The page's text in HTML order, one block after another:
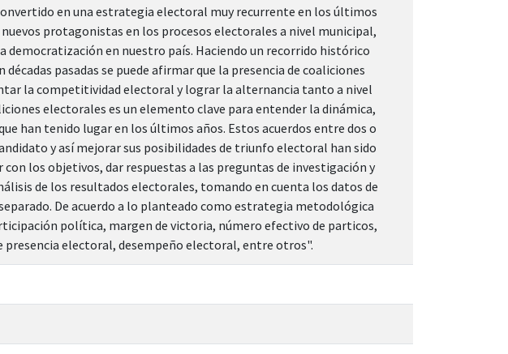
en una estrategia electoral muy recurrente en los últimos
protagonistas en los procesos electorales a nivel municipal,
en nuestro país. Haciendo un recorrido histórico
pasadas se puede afirmar que la presencia de coaliciones
la competitividad electoral y lograr la alternancia tanto a nivel
electorales es un elemento clave para entender la dinámica,
han tenido lugar en los últimos años. Estos acuerdos entre dos o
y así mejorar sus posibilidades de triunfo electoral han sido
los objetivos, dar respuestas a las preguntas de investigación y
de los resultados electorales, tomando en cuenta los datos de
De acuerdo a lo planteado como estrategia metodológica
política, margen de victoria, número efectivo de particos,
electoral, desempeño electoral, entre otros".